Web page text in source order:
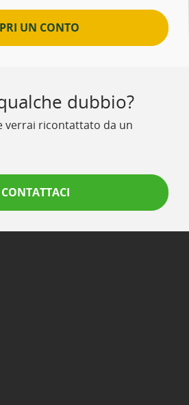
UN CONTO
dubbio?
verrai ricontattato da un
CONTATTACI